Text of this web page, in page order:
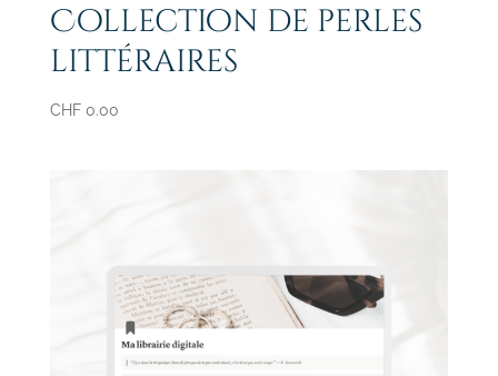
Collection de perles
littéraires
CHF0.00